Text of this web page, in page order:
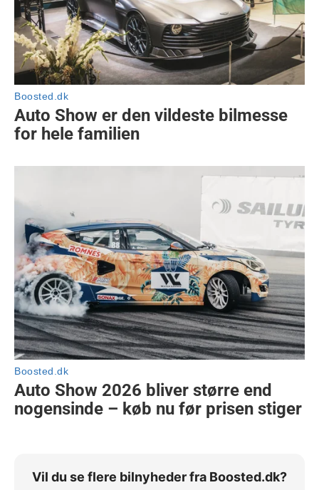
Vil du se flere bilnyheder fra Boosted.dk?